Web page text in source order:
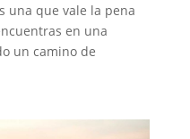
una que vale la pena
en una
un camino de